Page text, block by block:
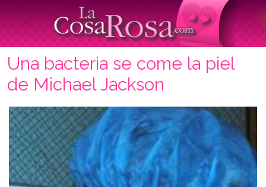
Una bacteria se come la piel
de Michael Jackson